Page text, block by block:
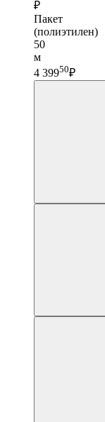
₽
Пакет
(полиэтилен)
50
м
4 39950₽